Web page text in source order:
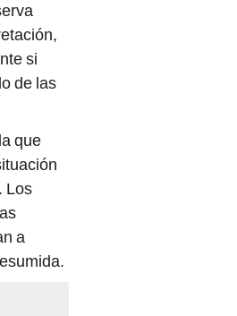
si
de las
que
Los
a